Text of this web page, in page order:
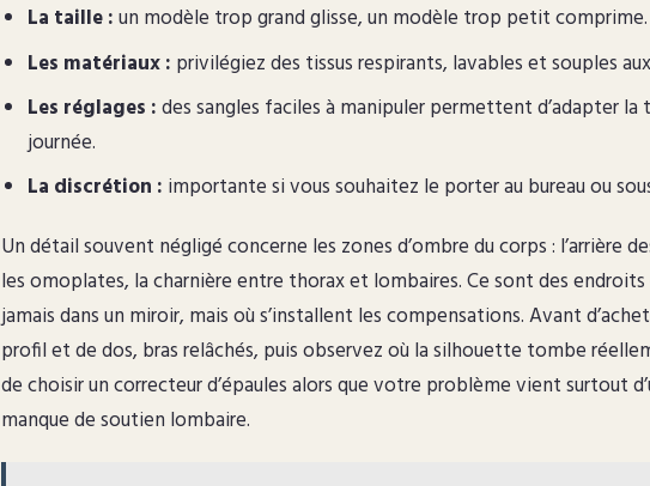
La taille :un modèle trop grand glisse, un modèle trop petit comprime.
Les matériaux : privilégiez des tissus respirants, lavables et souples
Les réglages :des sangles faciles à manipuler permettent d’adapter la
journée.
La discrétion : importante si vous souhaitez le porter au bureau ou
Un détail souvent négligé concerne les zones d’ombre du corps : l’arrière
les omoplates, la charnière entre thorax et lombaires. Ce sont des endroits
jamais dans un miroir, mais où s’installent les compensations. Avant
profil et de dos, bras relâchés, puis observez où la silhouette tombe
de choisir un correcteur d’épaules alors que votre problème vient surtout
manque de soutien lombaire.